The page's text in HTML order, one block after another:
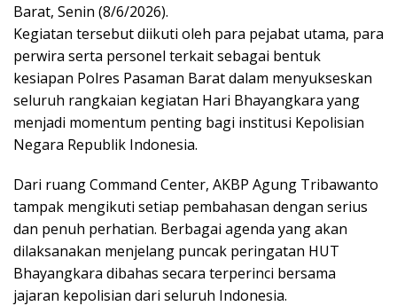
Barat, Senin (8/6/2026).
Kegiatan tersebut diikuti oleh para pejabat utama, para
perwira serta personel terkait sebagai bentuk
kesiapan Polres Pasaman Barat dalam menyukseskan
seluruh rangkaian kegiatan Hari Bhayangkara yang
menjadi momentum penting bagi institusi Kepolisian
Negara Republik Indonesia.
Dari ruang Command Center, AKBP Agung Tribawanto
tampak mengikuti setiap pembahasan dengan serius
dan penuh perhatian. Berbagai agenda yang akan
dilaksanakan menjelang puncak peringatan HUT
Bhayangkara dibahas secara terperinci bersama
jajaran kepolisian dari seluruh Indonesia.